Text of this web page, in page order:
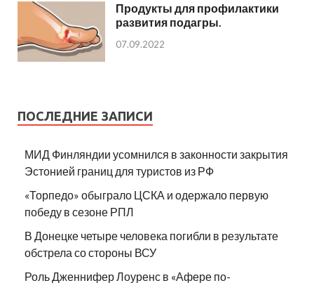
Продукты для профилактики
развития подагры.
07.09.2022
ПОСЛЕДНИЕ ЗАПИСИ
МИД Финляндии усомнился в законности закрытия
Эстонией границ для туристов из РФ
«Торпедо» обыграло ЦСКА и одержало первую
победу в сезоне РПЛ
В Донецке четыре человека погибли в результате
обстрела со стороны ВСУ
Роль Дженнифер Лоуренс в «Афере по-